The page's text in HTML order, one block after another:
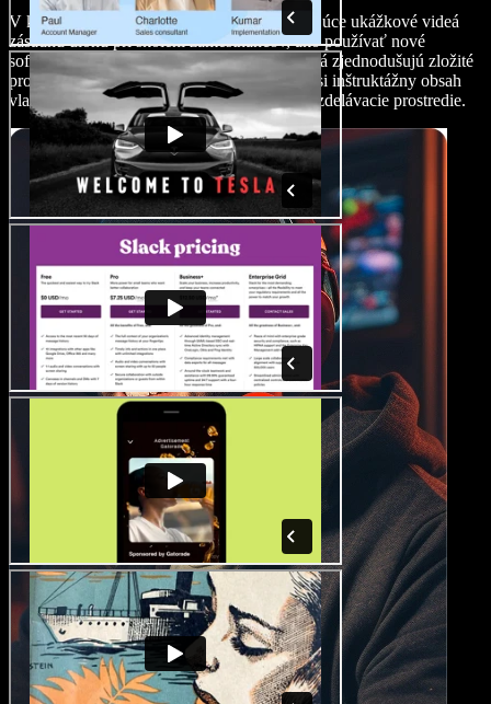
V korporátnom prostredí zohrávajú vysvetľujúce ukážkové videá
zásadnú úlohu pri školení zamestnancov, ako používať nové
softvéry, nástroje alebo zariadenia. Tieto videá zjednodušujú zložité
procesy a umožňujú zamestnancom pozerať si inštruktážny obsah
vlastným tempom, čo vytvára efektívnejšie vzdelávacie prostredie.